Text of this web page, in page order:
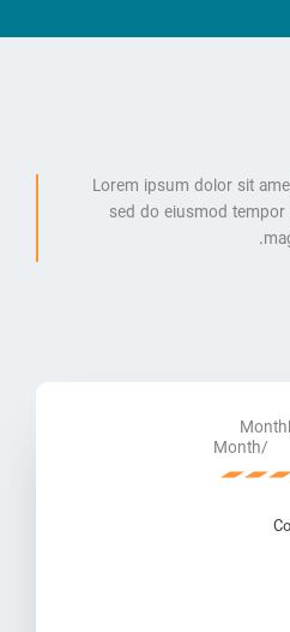
Lorem ipsum dolor sit
sed do eiusmod
/Month